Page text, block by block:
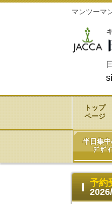
マンツーマ
日本キ
トップ
ページ
半日集中
ﾃﾞｻﾞ
予約